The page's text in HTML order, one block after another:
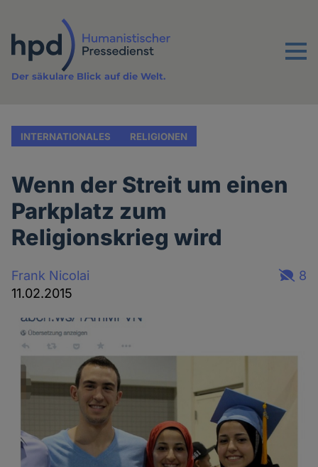
Inhalt
Menu
Der säkulare Blick auf die Welt.
INTERNATIONALES RELIGIONEN
Wenn der Streit um einen
Parkplatz zum
Religionskrieg wird
Frank Nicolai
11.02.2015
8